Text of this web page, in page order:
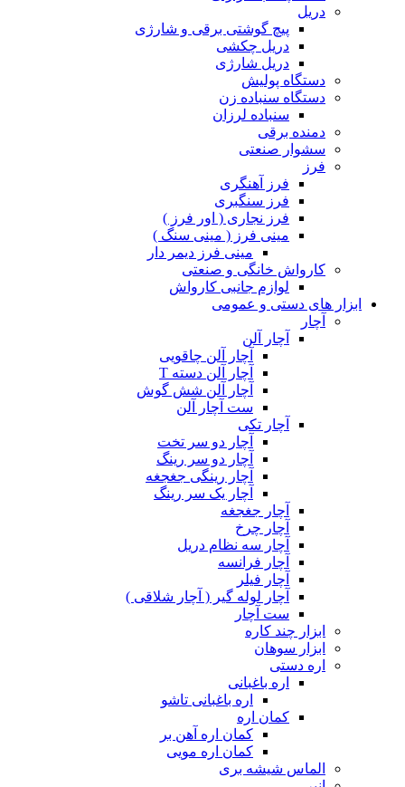
دریل
پیچ گوشتی برقی و شارژی
دریل چکشی
دریل شارژی
دستگاه پولیش
دستگاه سنباده زن
سنباده لرزان
دمنده برقی
سشوار صنعتی
فرز
فرز آهنگری
فرز سنگبری
فرز نجاری ( اور فرز )
مینی فرز ( مینی سنگ )
مینی فرز دیمر دار
کارواش خانگی و صنعتی
لوازم جانبی کارواش
ابزار های دستی و عمومی
آچار
آچار آلن
آچار آلن چاقویی
آچار آلن دسته T
آچار آلن شش گوش
ست آچار آلن
آچار تکی
آچار دو سر تخت
آچار دو سر رینگ
آچار رینگی جغجغه
آچار یک سر رینگ
آچار جغجغه
آچار چرخ
آچار سه نظام دریل
آچار فرانسه
آچار فیلر
آچار لوله گیر ( آچار شلاقی )
ست آچار
ابزار چند کاره
ابزار سوهان
اره دستی
اره باغبانی
اره باغبانی تاشو
کمان اره
کمان اره آهن بر
کمان اره مویی
الماس شیشه بری